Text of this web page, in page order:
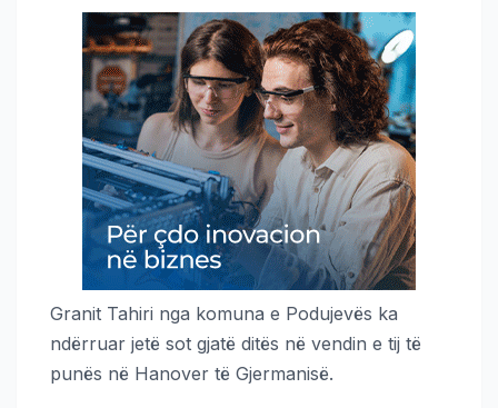
Granit Tahiri nga komuna e Podujevës ka
ndërruar jetë sot gjatë ditës në vendin e tij të
punës në Hanover të Gjermanisë.